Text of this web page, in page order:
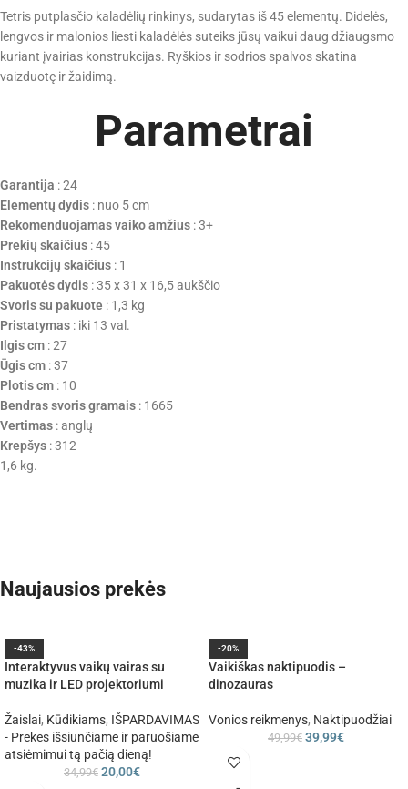
Tetris putplasčio kaladėlių rinkinys, sudarytas iš 45 elementų. Didelės,
lengvos ir malonios liesti kaladėlės suteiks jūsų vaikui daug džiaugsmo
kuriant įvairias konstrukcijas. Ryškios ir sodrios spalvos skatina
vaizduotę ir žaidimą.
Parametrai
Garantija : 24
Elementų dydis : nuo 5 cm
Rekomenduojamas vaiko amžius : 3+
Prekių skaičius : 45
Instrukcijų skaičius : 1
Pakuotės dydis : 35 x 31 x 16,5 aukščio
Svoris su pakuote : 1,3 kg
Pristatymas : iki 13 val.
Ilgis cm : 27
Ūgis cm : 37
Plotis cm : 10
Bendras svoris gramais : 1665
Vertimas : anglų
Krepšys : 312
1,6 kg.
Naujausios prekės
-43%
Interaktyvus vaikų vairas su
muzika ir LED projektoriumi
Žaislai, Kūdikiams, IŠPARDAVIMAS
- Prekes išsiunčiame ir paruošiame
atsiėmimui tą pačią dieną!
34,99€ 20,00€
-20%
Vaikiškas naktipuodis –
dinozauras
Vonios reikmenys, Naktipuodžiai
49,99€ 39,99€